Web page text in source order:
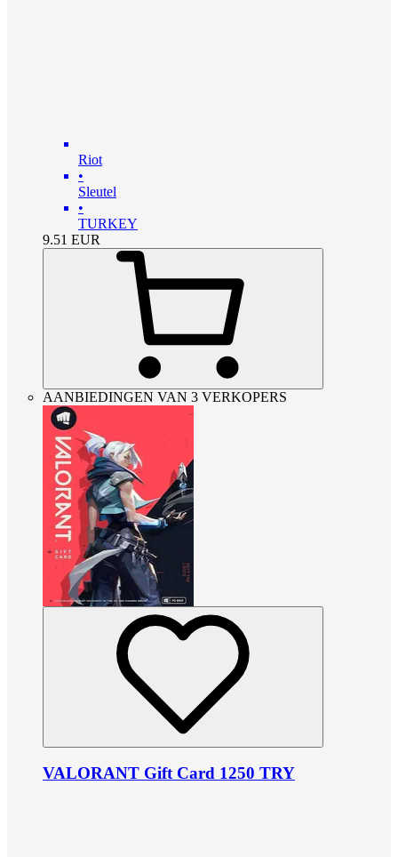
Riot
•
Sleutel
•
TURKEY
9.51 EUR
AANBIEDINGEN VAN 3 VERKOPERS
VALORANT Gift Card 1250 TRY